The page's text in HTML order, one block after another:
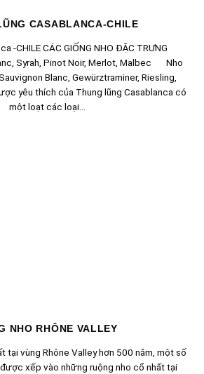
CASABLANCA-CHILE
-CHILE CÁC GIỐNG NHO ĐẶC TRƯNG
Syrah, Pinot Noir, Merlot, Malbec Nho
Blanc, Gewürztraminer, Riesling,
yêu thích của Thung lũng Casablanca có
một loạt các loại...
NHO RHÔNE VALLEY
tại vùng Rhône Valley hơn 500 năm, một số
xếp vào những ruộng nho cổ nhất tại